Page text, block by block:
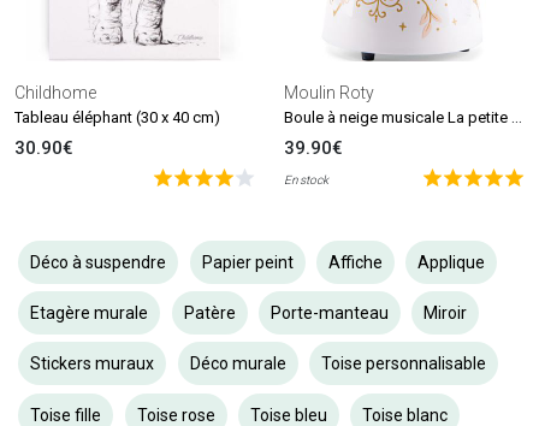
Childhome
Tableau éléphant (30 x 40 cm)
30.90€
Moulin Roty
Boule à neige musicale La petite école de danse
39.90€
En stock
Déco à suspendre Papier peint Affiche Applique
Etagère murale Patère Porte-manteau Miroir
Stickers muraux Déco murale Toise personnalisable
Toise fille Toise rose Toise bleu Toise blanc